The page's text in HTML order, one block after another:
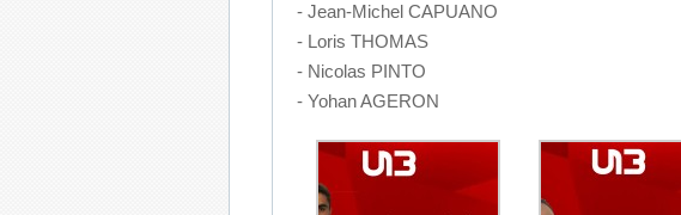
- Jean-Michel CAPUANO
- Loris THOMAS
- Nicolas PINTO
- Yohan AGERON